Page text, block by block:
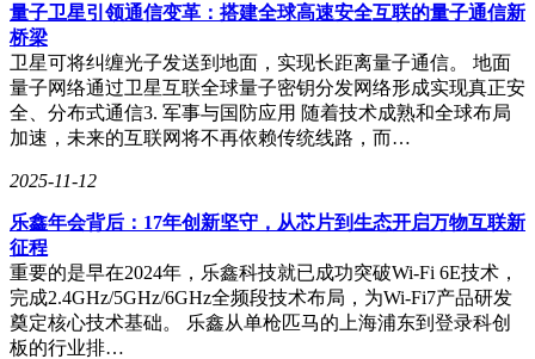
用现有硬件资源，但需额外采购存储设备与网络交换机。某零
售企业核算发现，其虚拟化环境5年总拥有成本（TCO）中，
存储设备占比达45%。超融合虽需一次性投入标准化硬件，但
通过软件定义存储消除存储阵列费用，某科技公司案例显示，
超融合方案在3年周期内TCO较虚拟化降低28%。部署效率方
面，超融合预集成特性使新节点上线时间缩短80%，某金融机
构因此将分支机构IT部署周期从月级压缩至周级。
技术选型需回归业务本质。初创企业与中小企业若聚焦服务器
整合或开发测试，虚拟化提供更高性价比；中大型企业面向数
据库、大数据分析等高性能需求，超融合的集成优势更为显
著。某云桌面解决方案提供商的创新实践颇具启示：其产品融
合虚拟化灵活性与超融合管理效率，通过分布式存储与智能调
度算法，在保障数据安全的同时实现跨地域资源动态分配。该
量子卫星引领通信变革：搭建全球高速安全互联的量子通信新
桥梁
卫星可将纠缠光子发送到地面，实现长距离量子通信。 地面
量子网络通过卫星互联全球量子密钥分发网络形成实现真正安
全、分布式通信3. 军事与国防应用 随着技术成熟和全球布局
加速，未来的互联网将不再依赖传统线路，而…
2025-11-12
乐鑫年会背后：17年创新坚守，从芯片到生态开启万物互联新
征程
重要的是早在2024年，乐鑫科技就已成功突破Wi-Fi 6E技术，
完成2.4GHz/5GHz/6GHz全频段技术布局，为Wi-Fi7产品研发
奠定核心技术基础。 乐鑫从单枪匹马的上海浦东到登录科创
板的行业排…